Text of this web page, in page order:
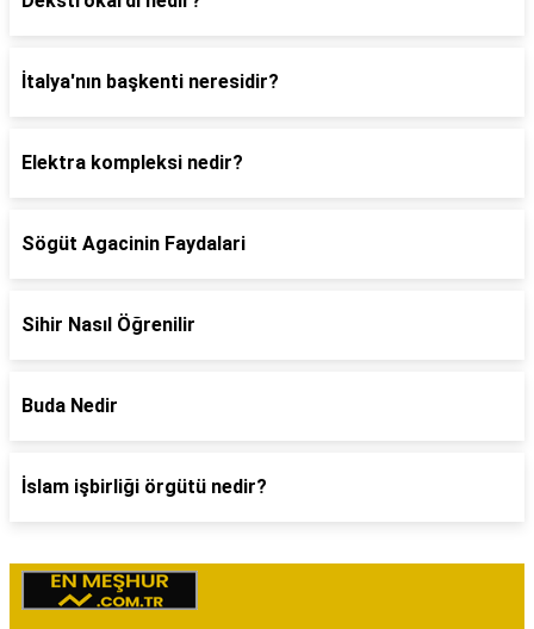
İtalya'nın başkenti neresidir?
Elektra kompleksi nedir?
Sögüt Agacinin Faydalari
Sihir Nasıl Öğrenilir
Buda Nedir
İslam işbirliği örgütü nedir?